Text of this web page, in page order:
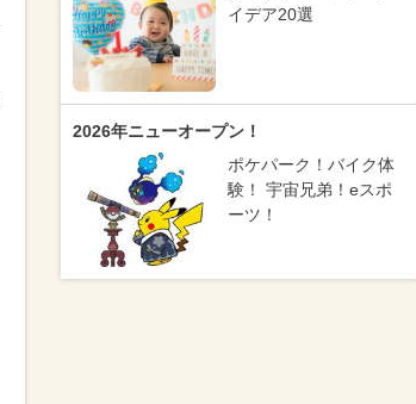
イデア20選
2026年ニューオープン！
ポケパーク！バイク体
験！ 宇宙兄弟！eスポ
ーツ！